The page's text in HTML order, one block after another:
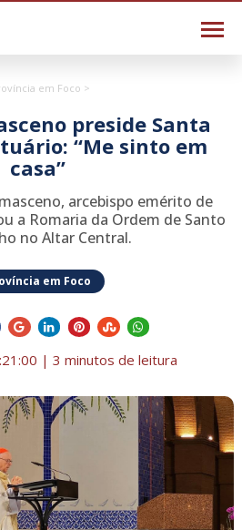
em Foco >
preside Santa
“Me sinto em
casa”
arcebispo emérito de
a Romaria da Ordem de Santo
no Altar Central.
em Foco
| 3 minutos de leitura